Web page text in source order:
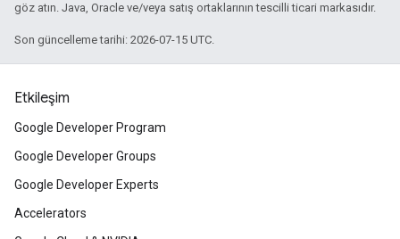
göz atın. Java, Oracle ve/veya satış ortaklarının tescilli ticari markasıdır.
Son güncelleme tarihi: 2026-07-15 UTC.
Etkileşim
Google Developer Program
Google Developer Groups
Google Developer Experts
Accelerators